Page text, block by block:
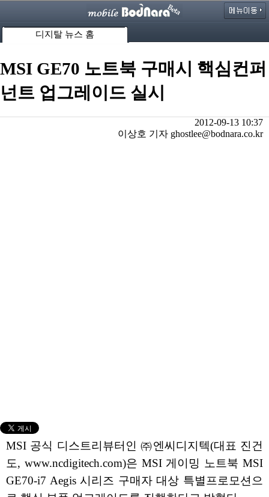
디지탈 뉴스 홈
MSI GE70 노트북 구매시 핵심컨퍼
넌트 업그레이드 실시
2012-09-13 10:37
이상호 기자 ghostlee@bodnara.co.kr
MSI 공식 디스트리뷰터인 ㈜엔씨디지텍(대표 진건
도, www.ncdigitech.com)은 MSI 게이밍 노트북 MSI
GE70-i7 Aegis 시리즈 구매자 대상 특별프로모션으